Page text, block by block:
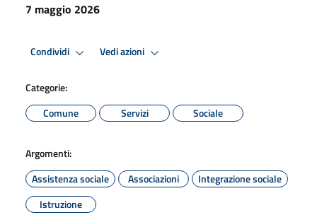
7 maggio 2026
Condividi Vedi azioni
Categorie:
Comune
Servizi Sociale
Argomenti:
Assistenza sociale
Associazioni
Integrazione sociale
Istruzione